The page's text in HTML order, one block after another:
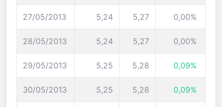
27/05/2013 5,24 5,27 0,00%
28/05/2013 5,24 5,27 0,00%
29/05/2013 5,25 5,28 0,09%
30/05/2013 5,25 5,28 0,09%